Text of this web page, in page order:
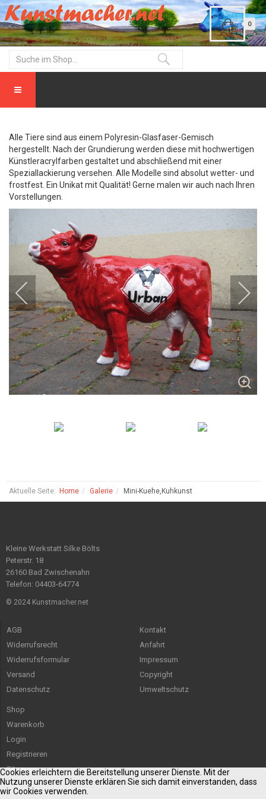
0
Alle Tiere sind aus einem Polyresin-Glasfaser-Gemisch
hergestellt. Nach der Grundierung werden diese mit hochwertigen
Künstleracrylfarben gestaltet und abschließend mit einer
Speziallackierung versehen. Alle Modelle sind absolut wetter- und
frostfest. Ein Unikat mit Qualität! Gerne malen wir auch nach Ihren
Vorstellungen.
Aktuelle Seite: Home Galerie Mini-Kuehe,Kuhkunst
Kleine Werkstatt Silke Bölts
Peterstr. 18
26160 Bad Zwischenahn
Telefon: 04403-64774
© 2024 Kunstmacher.net
AGB
Widerrufsrecht
Widerrufsformular
Versand
Datenschutz
Kontakt
Anfahrt
Impressum
Copyright
Umweltschutz
Shop
Warenkorb
Login
Registrieren
Sitemap
Cookies erleichtern die Bereitstellung unserer Dienste. Mit der
Nutzung unserer Dienste erklären Sie sich damit einverstanden, dass
wir Cookies verwenden.